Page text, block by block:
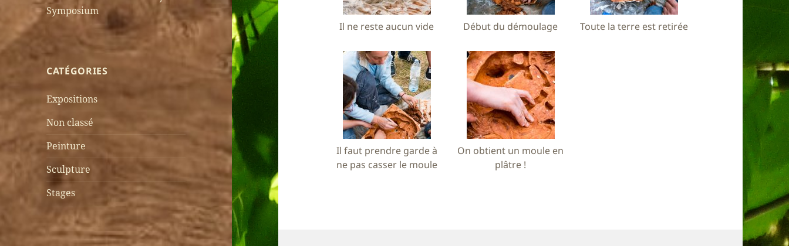
Symposium
CATÉGORIES
Expositions
Non classé
Peinture
Sculpture
Stages
Il ne reste aucun vide Début du démoulage Toute la terre est retirée
Il faut prendre garde à
ne pas casser le moule
On obtient un moule en
plâtre !